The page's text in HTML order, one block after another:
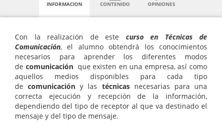
INFORMACION CONTENIDO OPINIONES
Con la realización de este curso en Técnicas de
Comunicación, el alumno obtendrá los conocimientos
necesarios para aprender los diferentes modos
de comunicaciónque existen en una empresa, así como
aquellos medios disponibles para cada tipo
decomunicación y las técnicasnecesarias para una
correcta ejecución y recepción de la información,
dependiendo del tipo de receptor al que va destinado el
mensaje y del tipo de mensaje.